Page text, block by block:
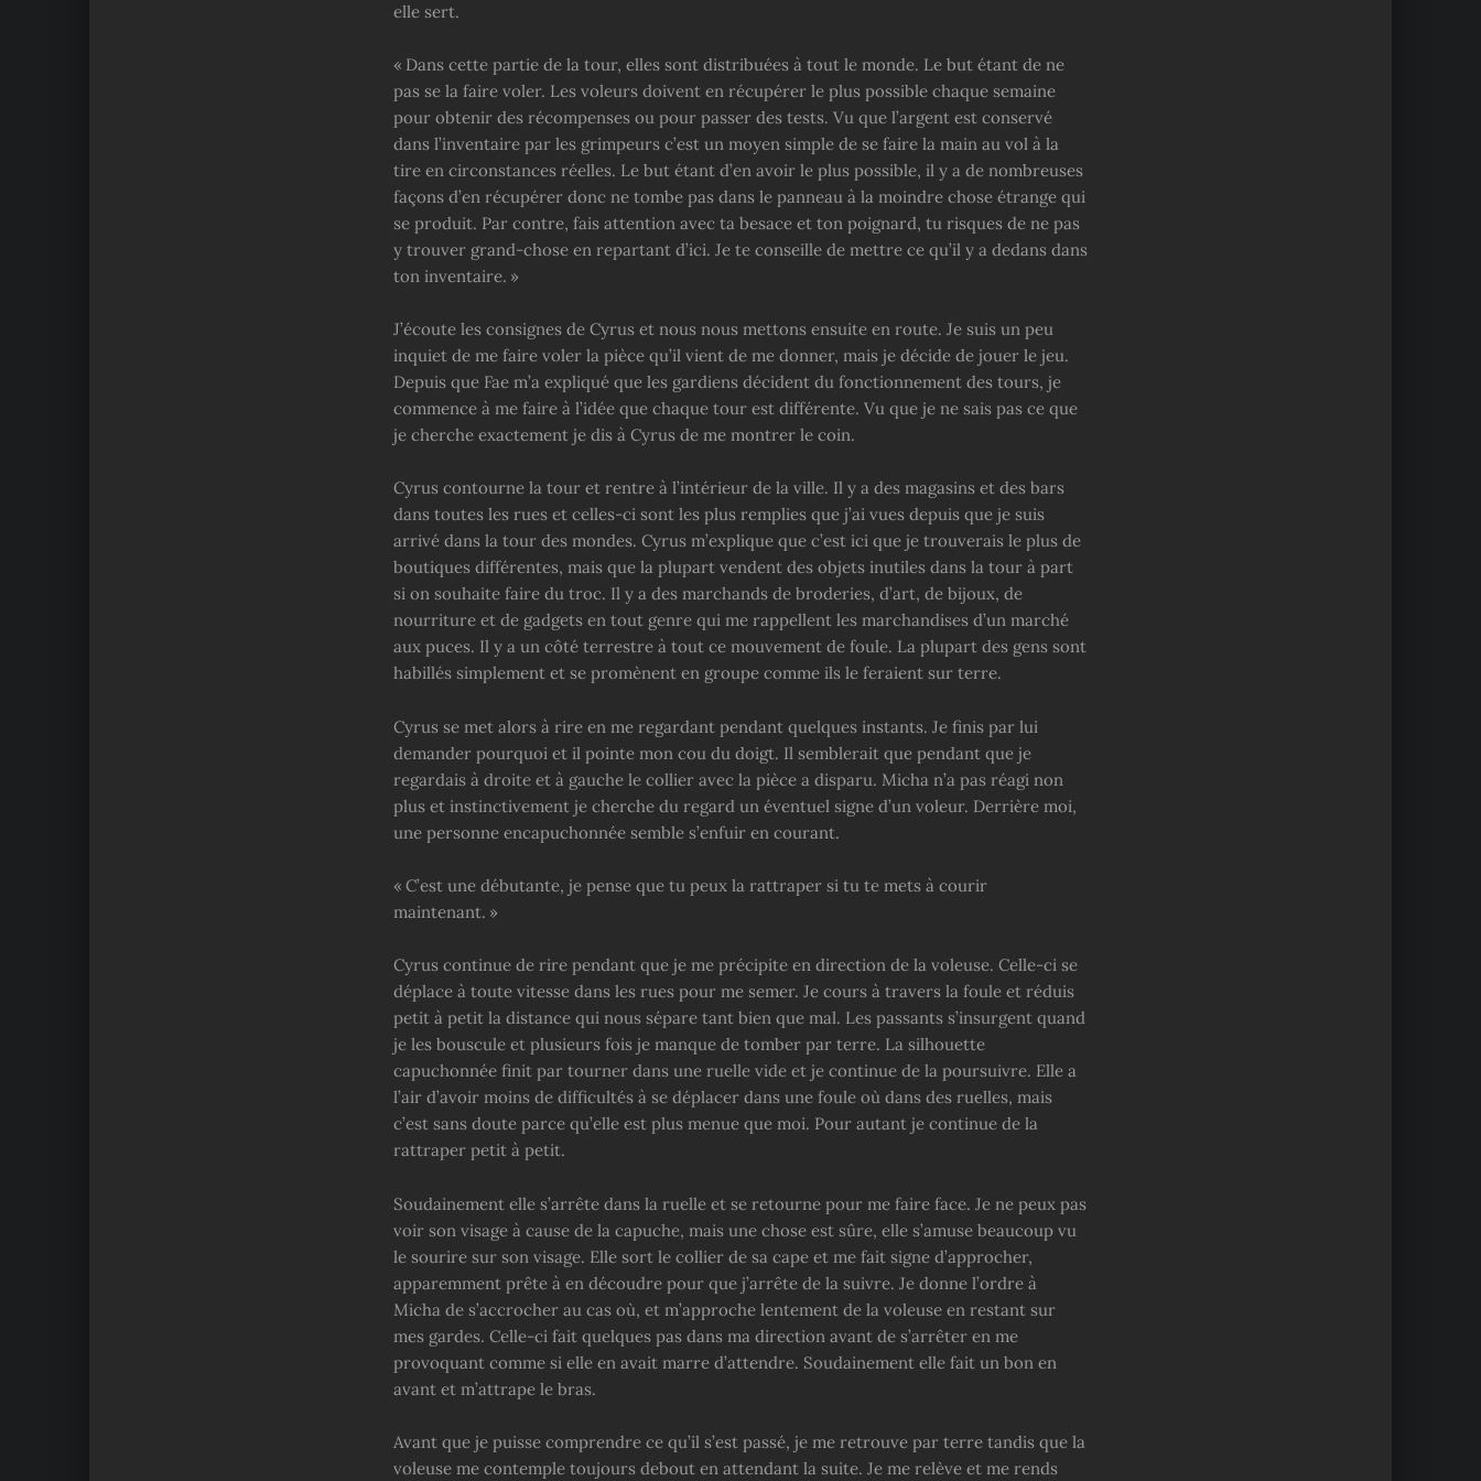
elle sert.
« Dans cette partie de la tour, elles sont distribuées à tout le monde. Le but étant de ne
pas se la faire voler. Les voleurs doivent en récupérer le plus possible chaque semaine
pour obtenir des récompenses ou pour passer des tests. Vu que l’argent est conservé
dans l’inventaire par les grimpeurs c’est un moyen simple de se faire la main au vol à la
tire en circonstances réelles. Le but étant d’en avoir le plus possible, il y a de nombreuses
façons d’en récupérer donc ne tombe pas dans le panneau à la moindre chose étrange qui
se produit. Par contre, fais attention avec ta besace et ton poignard, tu risques de ne pas
y trouver grand-chose en repartant d’ici. Je te conseille de mettre ce qu’il y a dedans dans
ton inventaire. »
J’écoute les consignes de Cyrus et nous nous mettons ensuite en route. Je suis un peu
inquiet de me faire voler la pièce qu’il vient de me donner, mais je décide de jouer le jeu.
Depuis que Fae m’a expliqué que les gardiens décident du fonctionnement des tours, je
commence à me faire à l’idée que chaque tour est différente. Vu que je ne sais pas ce que
je cherche exactement je dis à Cyrus de me montrer le coin.
Cyrus contourne la tour et rentre à l’intérieur de la ville. Il y a des magasins et des bars
dans toutes les rues et celles-ci sont les plus remplies que j’ai vues depuis que je suis
arrivé dans la tour des mondes. Cyrus m’explique que c’est ici que je trouverais le plus de
boutiques différentes, mais que la plupart vendent des objets inutiles dans la tour à part
si on souhaite faire du troc. Il y a des marchands de broderies, d’art, de bijoux, de
nourriture et de gadgets en tout genre qui me rappellent les marchandises d’un marché
aux puces. Il y a un côté terrestre à tout ce mouvement de foule. La plupart des gens sont
habillés simplement et se promènent en groupe comme ils le feraient sur terre.
Cyrus se met alors à rire en me regardant pendant quelques instants. Je finis par lui
demander pourquoi et il pointe mon cou du doigt. Il semblerait que pendant que je
regardais à droite et à gauche le collier avec la pièce a disparu. Micha n’a pas réagi non
plus et instinctivement je cherche du regard un éventuel signe d’un voleur. Derrière moi,
une personne encapuchonnée semble s’enfuir en courant.
« C’est une débutante, je pense que tu peux la rattraper si tu te mets à courir
maintenant. »
Cyrus continue de rire pendant que je me précipite en direction de la voleuse. Celle-ci se
déplace à toute vitesse dans les rues pour me semer. Je cours à travers la foule et réduis
petit à petit la distance qui nous sépare tant bien que mal. Les passants s’insurgent quand
je les bouscule et plusieurs fois je manque de tomber par terre. La silhouette
capuchonnée finit par tourner dans une ruelle vide et je continue de la poursuivre. Elle a
l’air d’avoir moins de difficultés à se déplacer dans une foule où dans des ruelles, mais
c’est sans doute parce qu’elle est plus menue que moi. Pour autant je continue de la
rattraper petit à petit.
Soudainement elle s’arrête dans la ruelle et se retourne pour me faire face. Je ne peux pas
voir son visage à cause de la capuche, mais une chose est sûre, elle s’amuse beaucoup vu
le sourire sur son visage. Elle sort le collier de sa cape et me fait signe d’approcher,
apparemment prête à en découdre pour que j’arrête de la suivre. Je donne l’ordre à
Micha de s’accrocher au cas où, et m’approche lentement de la voleuse en restant sur
mes gardes. Celle-ci fait quelques pas dans ma direction avant de s’arrêter en me
provoquant comme si elle en avait marre d’attendre. Soudainement elle fait un bon en
avant et m’attrape le bras.
Avant que je puisse comprendre ce qu’il s’est passé, je me retrouve par terre tandis que la
voleuse me contemple toujours debout en attendant la suite. Je me relève et me rends